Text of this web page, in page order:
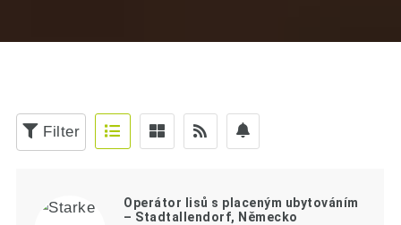
Filter
Operátor lisů s placeným ubytováním
– Stadtallendorf, Německo